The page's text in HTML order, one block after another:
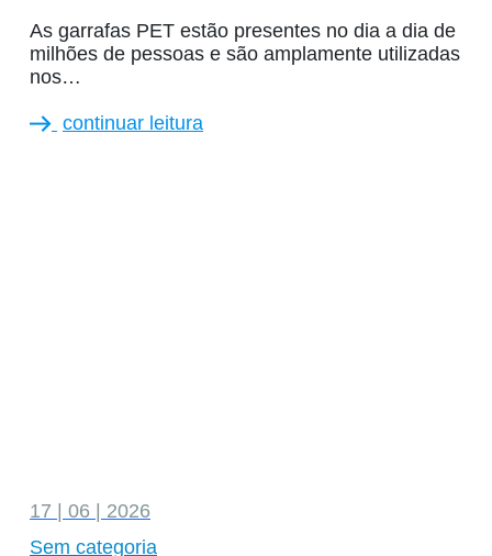
As garrafas PET estão presentes no dia a dia de
milhões de pessoas e são amplamente utilizadas
nos…
continuar leitura
17 | 06 | 2026
Sem categoria